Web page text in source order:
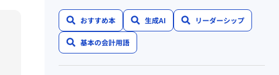
おすすめ本 生成AI リーダーシップ
基本の会計用語